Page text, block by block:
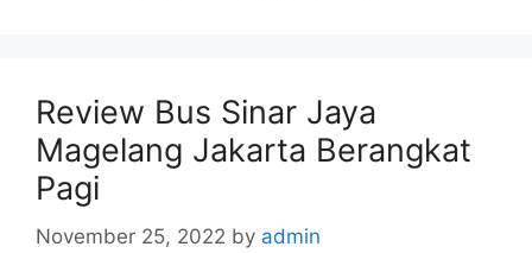
Review Bus Sinar Jaya
Magelang Jakarta Berangkat
Pagi
November 25, 2022 by admin